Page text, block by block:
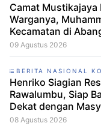
Camat
Warganya,
Kecamatan di
2026 Muhammad Yusuf Lolos
Camat Mustikajaya
Dukungan
09 Agustus 2026
BERITA NASIONAL
Henriko Siagian
Rawalumbu, Siap
Dekat dengan
08 Agustus 2026